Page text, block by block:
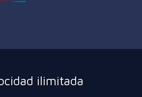
ilimitada